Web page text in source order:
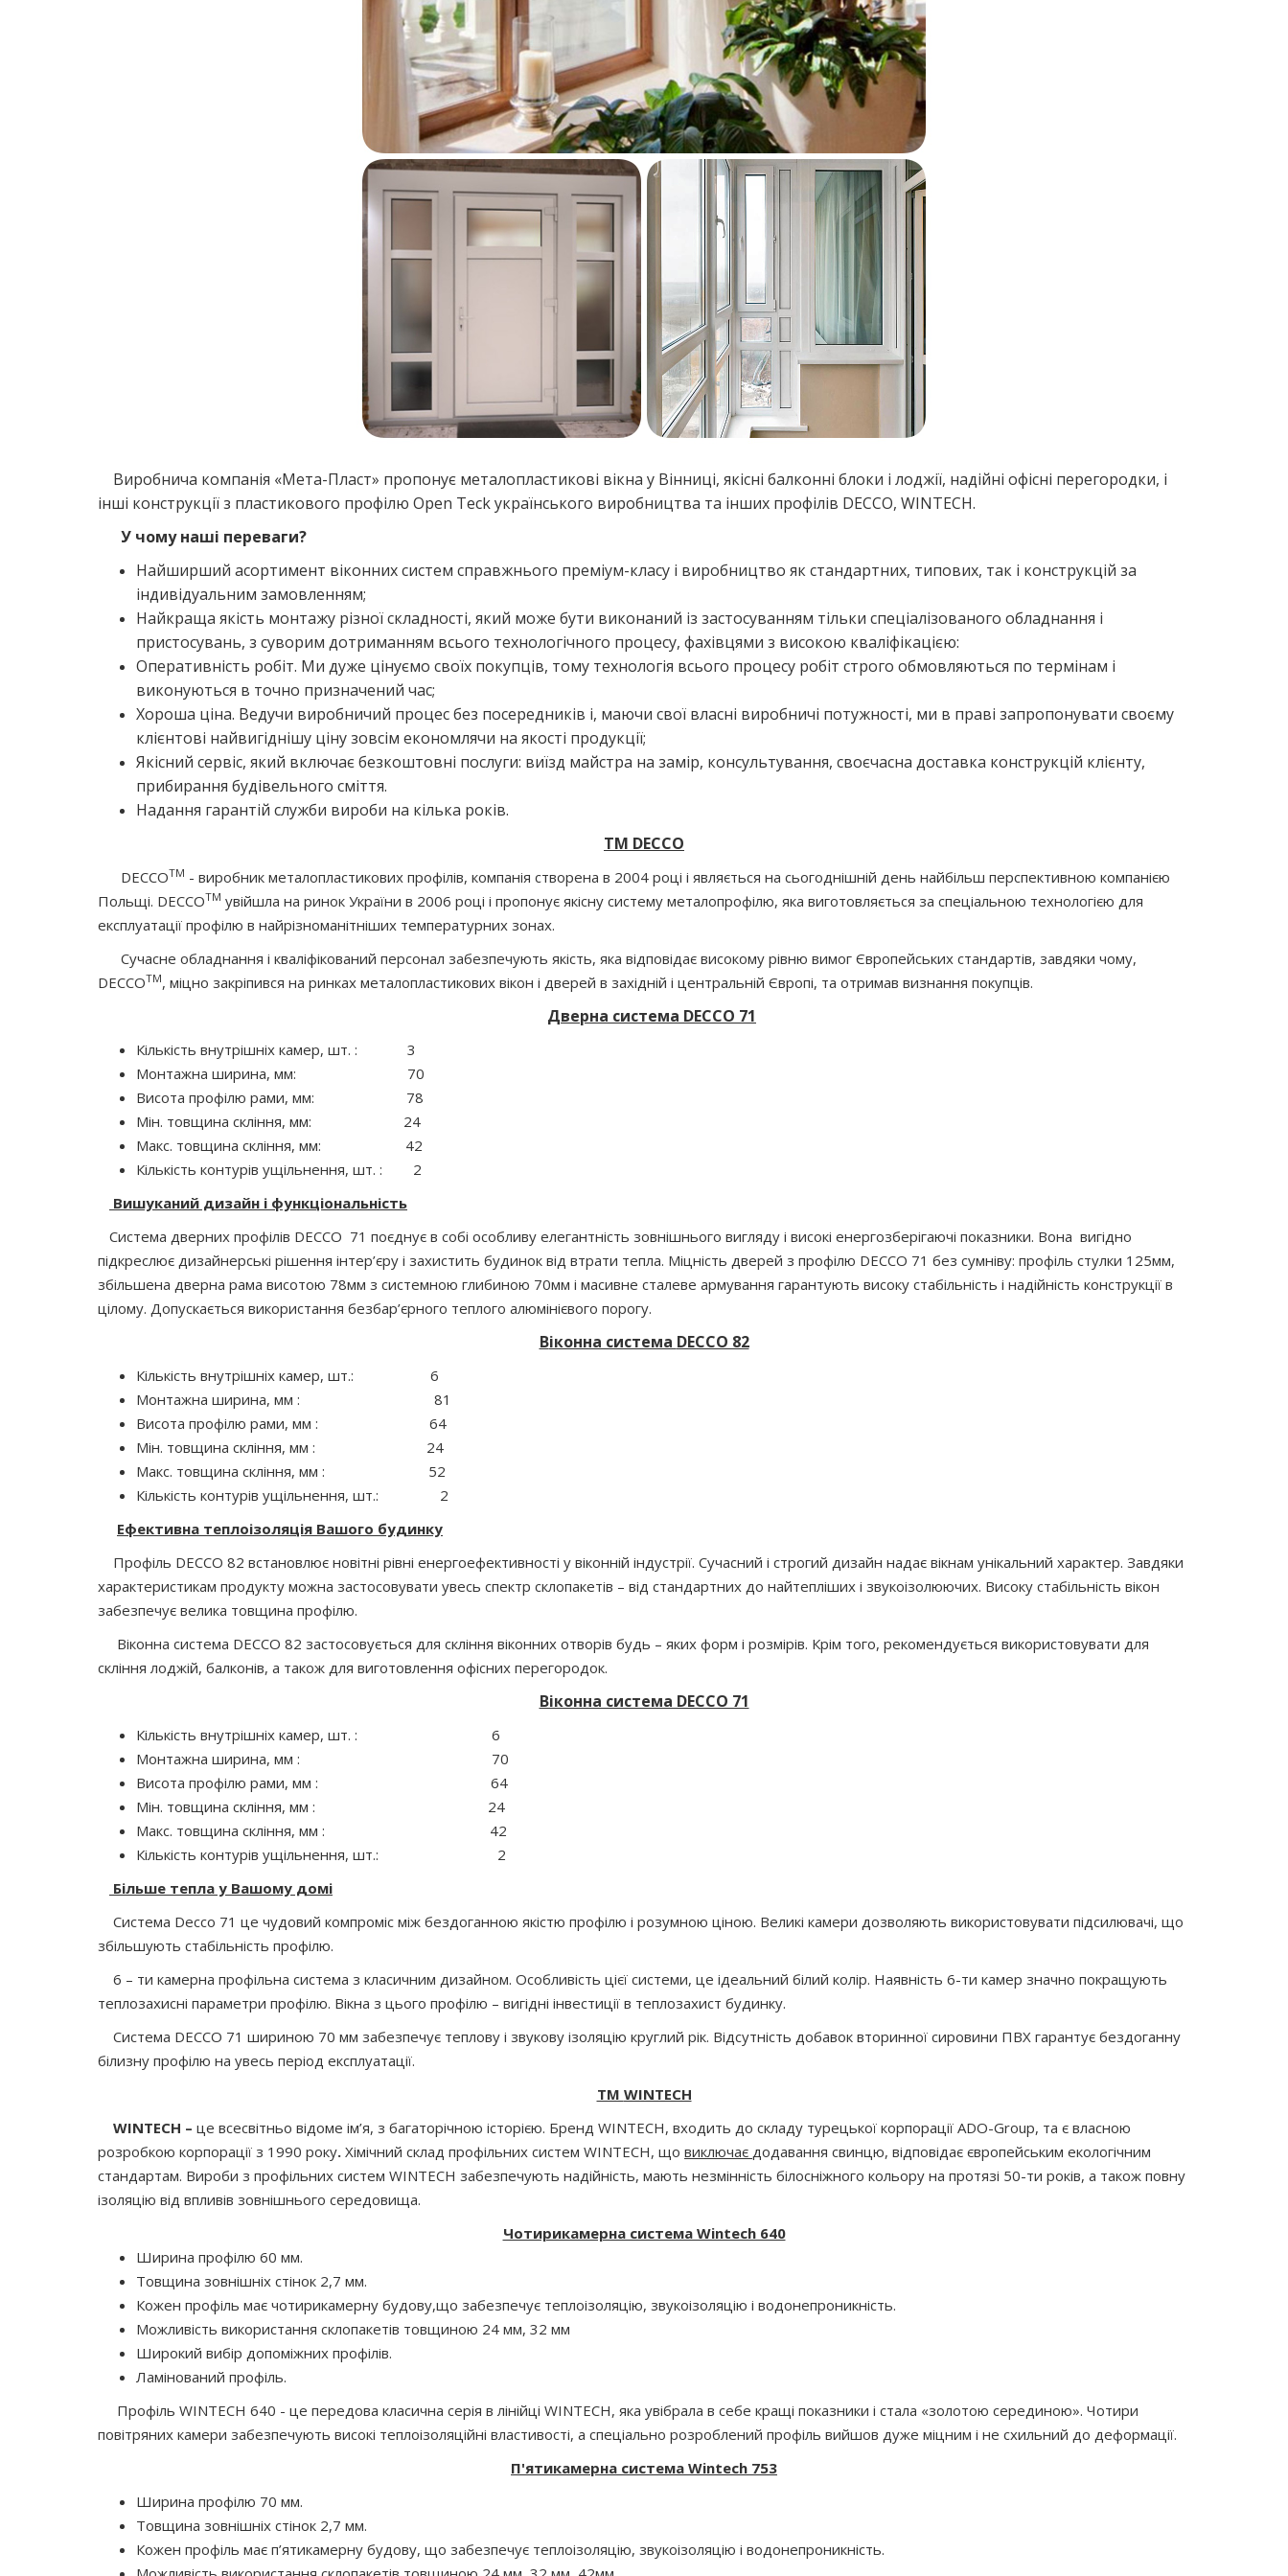
Виробнича компанія «Мета-Пласт» пропонує металопластикові вікна у Вінниці, якісні балконні блоки і лоджії, надійні офісні перегородки, і
інші конструкції з пластикового профілю Open Teck українського виробництва та інших профілів DECCO, WINTECH.
У чому наші переваги?
Найширший асортимент віконних систем справжнього преміум-класу і виробництво як стандартних, типових, так і конструкцій за
індивідуальним замовленням;
Найкраща якість монтажу різної складності, який може бути виконаний із застосуванням тільки спеціалізованого обладнання і
пристосувань, з суворим дотриманням всього технологічного процесу, фахівцями з високою кваліфікацією:
Оперативність робіт. Ми дуже цінуємо своїх покупців, тому технологія всього процесу робіт строго обмовляються по термінам і
виконуються в точно призначений час;
Хороша ціна. Ведучи виробничий процес без посередників і, маючи свої власні виробничі потужності, ми в праві запропонувати своєму
клієнтові найвигіднішу ціну зовсім економлячи на якості продукції;
Якісний сервіс, який включає безкоштовні послуги: виїзд майстра на замір, консультування, своєчасна доставка конструкцій клієнту,
прибирання будівельного сміття.
Надання гарантій служби вироби на кілька років.
ТМ DECCO
DECCOTM - виробник металопластикових профілів, компанія створена в 2004 році і являється на сьогоднішній день найбільш перспективною компанією
Польщі. DECCOTM увійшла на ринок України в 2006 році і пропонує якісну систему металопрофілю, яка виготовляється за спеціальною технологією для
експлуатації профілю в найрізноманітніших температурних зонах.
Сучасне обладнання і кваліфікований персонал забезпечують якість, яка відповідає високому рівню вимог Європейських стандартів, завдяки чому,
DECCOTM, міцно закріпився на ринках металопластикових вікон і дверей в західній і центральній Європі, та отримав визнання покупців.
Дверна система DECCO 71
Кількість внутрішніх камер, шт. : 3
Монтажна ширина, мм: 70
Висота профілю рами, мм: 78
Мін. товщина скління, мм: 24
Макс. товщина скління, мм: 42
Кількість контурів ущільнення, шт. : 2
Вишуканий дизайн і функціональність
Система дверних профілів DECCO 71 поєднує в собі особливу елегантність зовнішнього вигляду і високі енергозберігаючі показники. Вона вигідно
підкреслює дизайнерські рішення інтер’єру і захистить будинок від втрати тепла. Міцність дверей з профілю DECCO 71 без сумніву: профіль стулки 125мм,
збільшена дверна рама висотою 78мм з системною глибиною 70мм і масивне сталеве армування гарантують високу стабільність і надійність конструкції в
цілому. Допускається використання безбар’єрного теплого алюмінієвого порогу.
Віконна система DECCO 82
Кількість внутрішніх камер, шт.: 6
Монтажна ширина, мм : 81
Висота профілю рами, мм : 64
Мін. товщина скління, мм : 24
Макс. товщина скління, мм : 52
Кількість контурів ущільнення, шт.: 2
Ефективна теплоізоляція Вашого будинку
Профіль DECCO 82 встановлює новітні рівні енергоефективності у віконній індустрії. Сучасний і строгий дизайн надає вікнам унікальний характер. Завдяки
характеристикам продукту можна застосовувати увесь спектр склопакетів – від стандартних до найтепліших і звукоізолюючих. Високу стабільність вікон
забезпечує велика товщина профілю.
Віконна система DECCO 82 застосовується для скління віконних отворів будь – яких форм і розмірів. Крім того, рекомендується використовувати для
скління лоджій, балконів, а також для виготовлення офісних перегородок.
Віконна система DECCO 71
Кількість внутрішніх камер, шт. : 6
Монтажна ширина, мм : 70
Висота профілю рами, мм : 64
Мін. товщина скління, мм : 24
Макс. товщина скління, мм : 42
Кількість контурів ущільнення, шт.: 2
Більше тепла у Вашому домі
Система Decco 71 це чудовий компроміс між бездоганною якістю профілю і розумною ціною. Великі камери дозволяють використовувати підсилювачі, що
збільшують стабільність профілю.
6 – ти камерна профільна система з класичним дизайном. Особливість цієї системи, це ідеальний білий колір. Наявність 6-ти камер значно покращують
теплозахисні параметри профілю. Вікна з цього профілю – вигідні інвестиції в теплозахист будинку.
Система DECCO 71 шириною 70 мм забезпечує теплову і звукову ізоляцію круглий рік. Відсутність добавок вторинної сировини ПВХ гарантує бездоганну
білизну профілю на увесь період експлуатації.
ТМ WINTECH
WINTECH – це всесвітньо відоме ім’я, з багаторічною історією. Бренд WINTECH, входить до складу турецької корпорації ADO-Group, та є власною
розробкою корпорації з 1990 року. Хімічний склад профільних систем WINTECH, що виключає додавання свинцю, відповідає європейським екологічним
стандартам. Вироби з профільних систем WINTECH забезпечують надійність, мають незмінність білосніжного кольору на протязі 50-ти років, а також повну
ізоляцію від впливів зовнішнього середовища.
Чотирикамерна система Wintech 640
Ширина профілю 60 мм.
Товщина зовнішніх стінок 2,7 мм.
Кожен профіль має чотирикамерну будову,що забезпечує теплоізоляцію, звукоізоляцію і водонепроникність.
Можливість використання склопакетів товщиною 24 мм, 32 мм
Широкий вибір допоміжних профілів.
Ламінований профіль.
Профіль WINTECH 640 - це передова класична серія в лінійці WINTECH, яка увібрала в себе кращі показники і стала «золотою серединою». Чотири
повітряних камери забезпечують високі теплоізоляційні властивості, а спеціально розроблений профіль вийшов дуже міцним і не схильний до деформації.
П'ятикамерна система Wintech 753
Ширина профілю 70 мм.
Товщина зовнішніх стінок 2,7 мм.
Кожен профіль має п’ятикамерну будову, що забезпечує теплоізоляцію, звукоізоляцію і водонепроникність.